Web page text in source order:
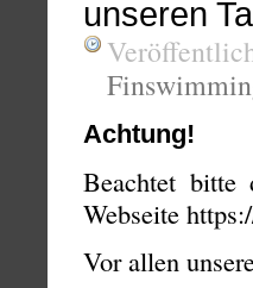
unseren
Achtung!
Beachtet bitte
Webseite
Vor allen